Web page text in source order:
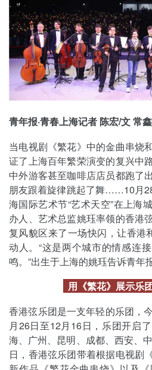
青年报·青春上海记者 陈宏/文 常
当电视剧《繁花》中的金曲串烧
证了上海百年繁荣演变的复兴中
中外游客甚至咖啡店店员都跑了
朋友跟着旋律跳起了舞……10月
海国际艺术节“艺术天空”在上海
办人、艺术总监姚珏率领的香港
复风貌区来了一场快闪，让香港
动人。“这是两个城市的情感连
鸣。”出生于上海的姚珏告诉青年
用《繁花》展示乐
香港弦乐团是一支年轻的乐团，
月26日至12月16日，乐团开启
海、广州、昆明、成都、西安、
日，香港弦乐团带着根据电视剧